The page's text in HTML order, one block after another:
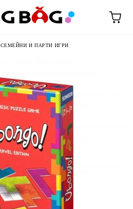
СЕМЕЙНИ И ПАРТИ ИГРИ